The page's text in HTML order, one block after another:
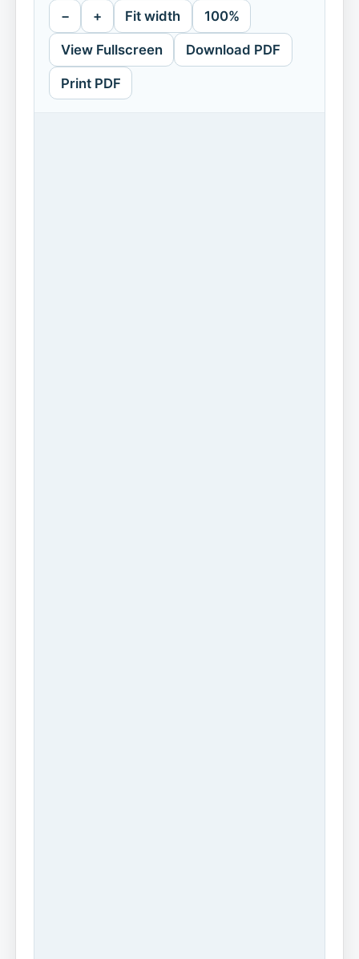
− + Fit width 100%
View Fullscreen Download PDF
Print PDF